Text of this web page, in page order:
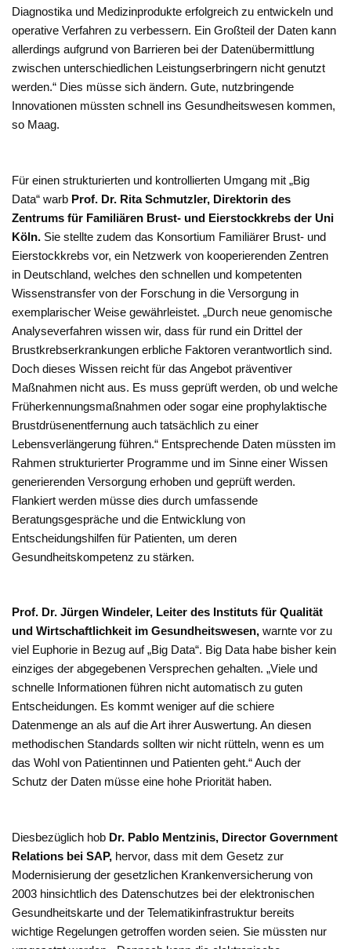
Diagnostika und Medizinprodukte erfolgreich zu entwickeln und
operative Verfahren zu verbessern. Ein Großteil der Daten kann
allerdings aufgrund von Barrieren bei der Datenübermittlung
zwischen unterschiedlichen Leistungserbringern nicht genutzt
werden.“ Dies müsse sich ändern. Gute, nutzbringende
Innovationen müssten schnell ins Gesundheitswesen kommen,
so Maag.
Für einen strukturierten und kontrollierten Umgang mit „Big
Data“ warb Prof. Dr. Rita Schmutzler, Direktorin des
Zentrums für Familiären Brust- und Eierstockkrebs der Uni
Köln. Sie stellte zudem das Konsortium Familiärer Brust- und
Eierstockkrebs vor, ein Netzwerk von kooperierenden Zentren
in Deutschland, welches den schnellen und kompetenten
Wissenstransfer von der Forschung in die Versorgung in
exemplarischer Weise gewährleistet. „Durch neue genomische
Analyseverfahren wissen wir, dass für rund ein Drittel der
Brustkrebserkrankungen erbliche Faktoren verantwortlich sind.
Doch dieses Wissen reicht für das Angebot präventiver
Maßnahmen nicht aus. Es muss geprüft werden, ob und welche
Früherkennungsmaßnahmen oder sogar eine prophylaktische
Brustdrüsenentfernung auch tatsächlich zu einer
Lebensverlängerung führen.“ Entsprechende Daten müssten im
Rahmen strukturierter Programme und im Sinne einer Wissen
generierenden Versorgung erhoben und geprüft werden.
Flankiert werden müsse dies durch umfassende
Beratungsgespräche und die Entwicklung von
Entscheidungshilfen für Patienten, um deren
Gesundheitskompetenz zu stärken.
Prof. Dr. Jürgen Windeler, Leiter des Instituts für Qualität
und Wirtschaftlichkeit im Gesundheitswesen, warnte vor zu
viel Euphorie in Bezug auf „Big Data“. Big Data habe bisher kein
einziges der abgegebenen Versprechen gehalten. „Viele und
schnelle Informationen führen nicht automatisch zu guten
Entscheidungen. Es kommt weniger auf die schiere
Datenmenge an als auf die Art ihrer Auswertung. An diesen
methodischen Standards sollten wir nicht rütteln, wenn es um
das Wohl von Patientinnen und Patienten geht.“ Auch der
Schutz der Daten müsse eine hohe Priorität haben.
Diesbezüglich hob Dr. Pablo Mentzinis, Director Government
Relations bei SAP, hervor, dass mit dem Gesetz zur
Modernisierung der gesetzlichen Krankenversicherung von
2003 hinsichtlich des Datenschutzes bei der elektronischen
Gesundheitskarte und der Telematikinfrastruktur bereits
wichtige Regelungen getroffen worden seien. Sie müssten nur